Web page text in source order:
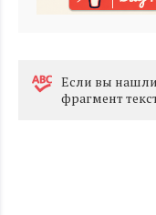
Eсли вы
фрагмент